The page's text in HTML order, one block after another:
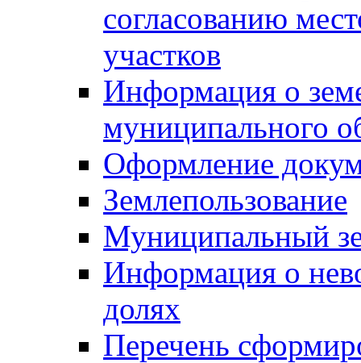
согласованию
участков
Информация о
муниципального
Оформление
Землепользование
Муниципальный
Информация о
долях
Перечень